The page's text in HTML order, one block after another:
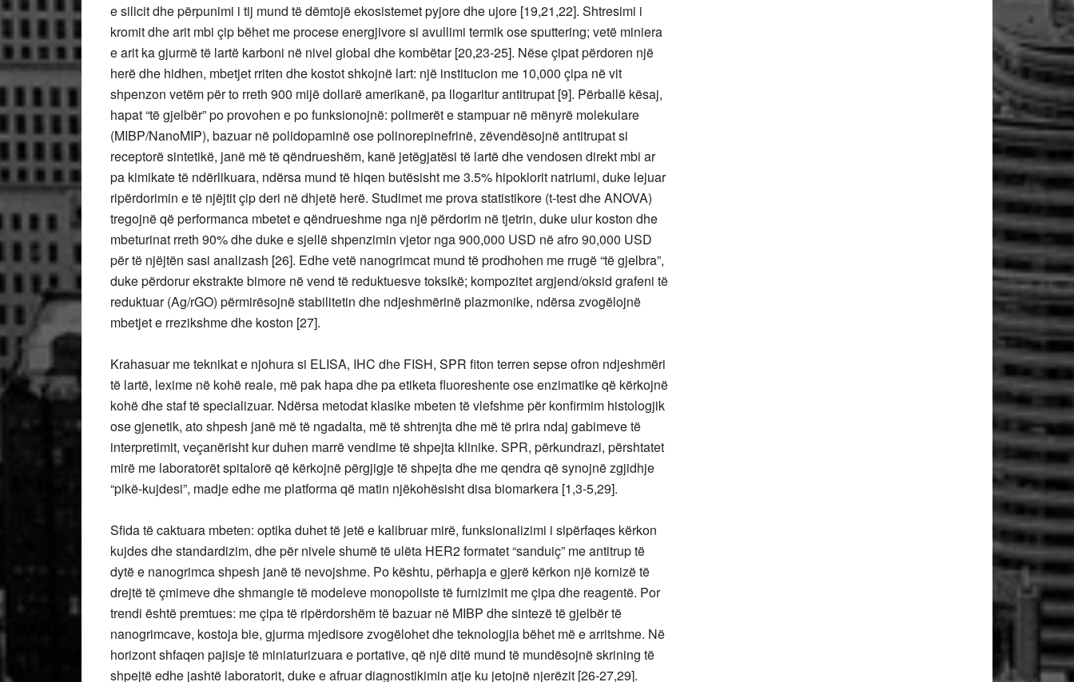
e silicit dhe përpunimi i tij mund të dëmtojë ekosistemet pyjore dhe ujore [19,21,22]. Shtresimi i
kromit dhe arit mbi çip bëhet me procese energjivore si avullimi termik ose sputtering; vetë miniera
e arit ka gjurmë të lartë karboni në nivel global dhe kombëtar [20,23-25]. Nëse çipat përdoren një
herë dhe hidhen, mbetjet rriten dhe kostot shkojnë lart: një institucion me 10,000 çipa në vit
shpenzon vetëm për to rreth 900 mijë dollarë amerikanë, pa llogaritur antitrupat [9]. Përballë kësaj,
hapat “të gjelbër” po provohen e po funksionojnë: polimerët e stampuar në mënyrë molekulare
(MIBP/NanoMIP), bazuar në polidopaminë ose polinorepinefrinë, zëvendësojnë antitrupat si
receptorë sintetikë, janë më të qëndrueshëm, kanë jetëgjatësi të lartë dhe vendosen direkt mbi ar
pa kimikate të ndërlikuara, ndërsa mund të hiqen butësisht me 3.5% hipoklorit natriumi, duke lejuar
ripërdorimin e të njëjtit çip deri në dhjetë herë. Studimet me prova statistikore (t-test dhe ANOVA)
tregojnë që performanca mbetet e qëndrueshme nga një përdorim në tjetrin, duke ulur koston dhe
mbeturinat rreth 90% dhe duke e sjellë shpenzimin vjetor nga 900,000 USD në afro 90,000 USD
për të njëjtën sasi analizash [26]. Edhe vetë nanogrimcat mund të prodhohen me rrugë “të gjelbra”,
duke përdorur ekstrakte bimore në vend të reduktuesve toksikë; kompozitet argjend/oksid grafeni të
reduktuar (Ag/rGO) përmirësojnë stabilitetin dhe ndjeshmërinë plazmonike, ndërsa zvogëlojnë
mbetjet e rrezikshme dhe koston [27].
Krahasuar me teknikat e njohura si ELISA, IHC dhe FISH, SPR fiton terren sepse ofron ndjeshmëri
të lartë, lexime në kohë reale, më pak hapa dhe pa etiketa fluoreshente ose enzimatike që kërkojnë
kohë dhe staf të specializuar. Ndërsa metodat klasike mbeten të vlefshme për konfirmim histologjik
ose gjenetik, ato shpesh janë më të ngadalta, më të shtrenjta dhe më të prira ndaj gabimeve të
interpretimit, veçanërisht kur duhen marrë vendime të shpejta klinike. SPR, përkundrazi, përshtatet
mirë me laboratorët spitalorë që kërkojnë përgjigje të shpejta dhe me qendra që synojnë zgjidhje
“pikë-kujdesi”, madje edhe me platforma që matin njëkohësisht disa biomarkera [1,3-5,29].
Sfida të caktuara mbeten: optika duhet të jetë e kalibruar mirë, funksionalizimi i sipërfaqes kërkon
kujdes dhe standardizim, dhe për nivele shumë të ulëta HER2 formatet “sanduiç” me antitrup të
dytë e nanogrimca shpesh janë të nevojshme. Po kështu, përhapja e gjerë kërkon një kornizë të
drejtë të çmimeve dhe shmangie të modeleve monopoliste të furnizimit me çipa dhe reagentë. Por
trendi është premtues: me çipa të ripërdorshëm të bazuar në MIBP dhe sintezë të gjelbër të
nanogrimcave, kostoja bie, gjurma mjedisore zvogëlohet dhe teknologjia bëhet më e arritshme. Në
horizont shfaqen pajisje të miniaturizuara e portative, që një ditë mund të mundësojnë skrining të
shpejtë edhe jashtë laboratorit, duke e afruar diagnostikimin atje ku jetojnë njerëzit [26-27,29].